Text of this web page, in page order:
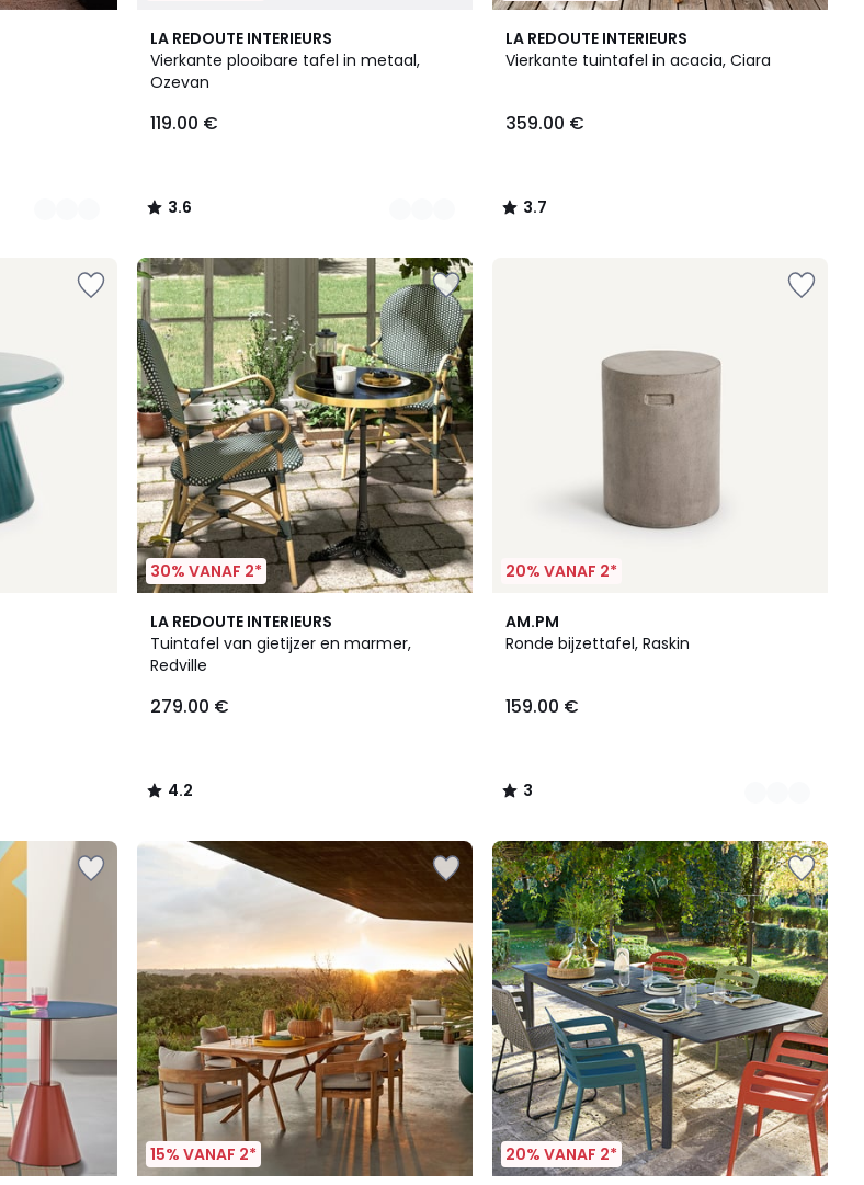
LA REDOUTE INTERIEURS
Vierkante plooibare tafel in metaal,
Ozevan
119.00 €
3.6
/ 5
3
Kleuren
3.6
/
LA REDOUTE INTERIEURS
Vierkante tuintafel in acacia, Ciara
359.00 €
3.7
/ 5
3.7
/
30% VANAF 2*
LA REDOUTE INTERIEURS
Tuintafel van gietijzer en marmer,
Redville
279.00 €
4.2
/ 5
4.2
/
20% VANAF 2*
AM.PM
Ronde bijzettafel, Raskin
159.00 €
3
/
3
Kleuren
3
/
15% VANAF 2* 20% VANAF 2*